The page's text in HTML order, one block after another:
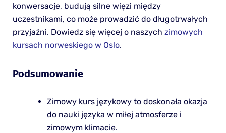
konwersacje, budują silne więzi między
uczestnikami, co może prowadzić do długotrwałych
przyjaźni. Dowiedz się więcej o naszych zimowych
kursach norweskiego w Oslo.
Podsumowanie
Zimowy kurs językowy to doskonała okazja
do nauki języka w miłej atmosferze i
zimowym klimacie.